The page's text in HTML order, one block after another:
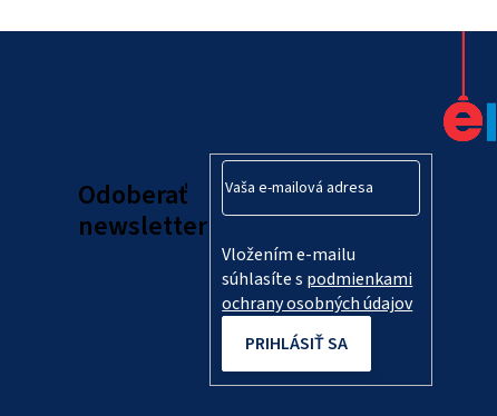
Odoberať
newsletter
Vložením e-mailu
súhlasíte s podmienkami
ochrany osobných údajov
PRIHLÁSIŤ SA